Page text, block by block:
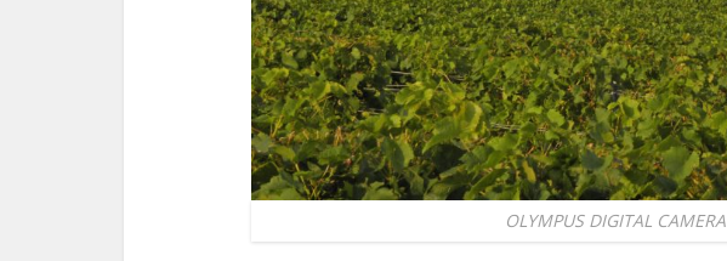
OLYMPUS DIGITAL CAMERA